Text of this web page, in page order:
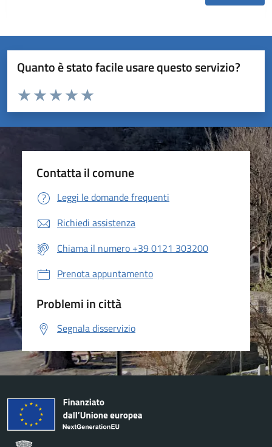
Quanto è stato facile usare questo servizio?
Valuta da 1 a 5 stelle la pagina
Valuta 5 stelle su 5
Valuta 4 stelle su 5
Valuta 3 stelle su 5
Valuta 2 stelle su 5
Valuta 1 stelle su 5
Contatta il comune
Leggi le domande frequenti
Richiedi assistenza
Chiama il numero +39 0121 303200
Prenota appuntamento
Problemi in città
Segnala disservizio